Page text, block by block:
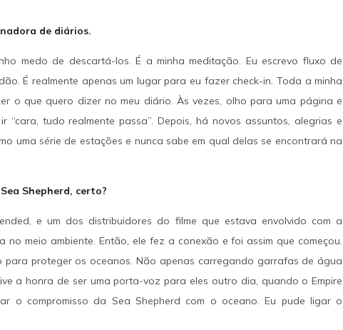
de diários.
medo de descartá-los. É a minha meditação. Eu escrevo fluxo de
É realmente apenas um lugar para eu fazer check-in. Toda a minha
o que quero dizer no meu diário. Às vezes, olho para uma página e
tudo realmente passa”. Depois, há novos assuntos, alegrias e
uma série de estações e nunca sabe em qual delas se encontrará na
Shepherd, certo?
e um dos distribuidores do filme que estava envolvido com a
meio ambiente. Então, ele fez a conexão e foi assim que começou.
proteger os oceanos. Não apenas carregando garrafas de água
a honra de ser uma porta-voz para eles outro dia, quando o Empire
o compromisso da Sea Shepherd com o oceano. Eu pude ligar o